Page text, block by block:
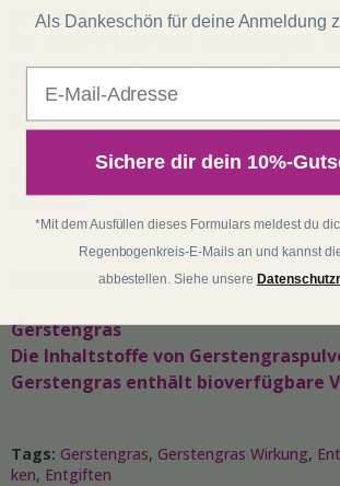
umsonst gilt Gerstengrassaft als
Algen- und Grassäfte wie
radioaktive Strahlung und
sollen.
Hier kannst Du Bio Gerstengras in
estellen>>
Lies hier mehr:
Gerstengras
Die Inhaltstoffe von
Gerstengras enthält bioverfügbare
Tags: Gerstengras, Gerstengras Wirkung,
ken, Entgiften
Als Dankeschön für deine Anmeldung
Sichere dir dein 10%-
*Mit dem Ausfüllen dieses Formulars meldest du
Regenbogenkreis-E-Mails an und kannst
abbestellen. Siehe unsere